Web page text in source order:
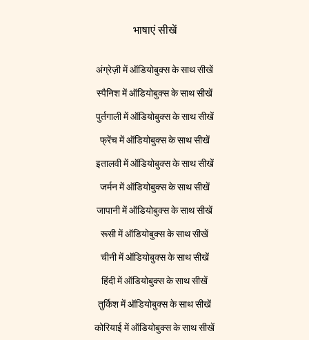
भाषाएं सीखें
अंग्रेज़ी में ऑडियोबुक्स के साथ सीखें
स्पैनिश में ऑडियोबुक्स के साथ सीखें
पुर्तगाली में ऑडियोबुक्स के साथ सीखें
फ्रेंच में ऑडियोबुक्स के साथ सीखें
इतालवी में ऑडियोबुक्स के साथ सीखें
जर्मन में ऑडियोबुक्स के साथ सीखें
जापानी में ऑडियोबुक्स के साथ सीखें
रूसी में ऑडियोबुक्स के साथ सीखें
चीनी में ऑडियोबुक्स के साथ सीखें
हिंदी में ऑडियोबुक्स के साथ सीखें
तुर्किश में ऑडियोबुक्स के साथ सीखें
कोरियाई में ऑडियोबुक्स के साथ सीखें